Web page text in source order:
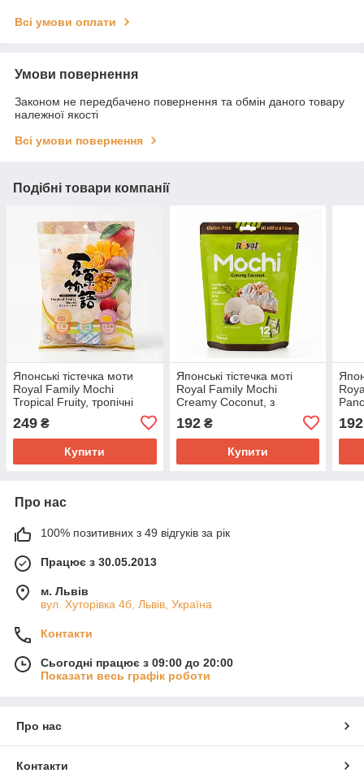
Всі умови оплати
Умови повернення
Законом не передбачено повернення та обмін даного товару
належної якості
Всі умови повернення
Подібні товари компанії
Японські тістечка моти
Royal Family Mochi
Tropical Fruity, тропічні
249 ₴
Купити
Японські тістечка моті
Royal Family Mochi
Creamy Coconut, з
глютену 120 г.
192₴
Купити
192
Про нас
100% позитивних з 49 відгуків за рік
Працює з 30.05.2013
м. Львів
вул. Хуторівка 4б, Львів, Україна
Контакти
Сьогодні працює з 09:00 до 20:00
Показати весь графік роботи
Про нас
Контакти